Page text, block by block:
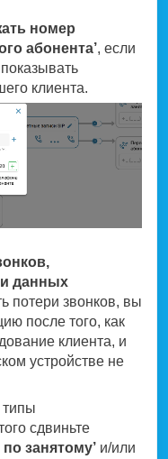
номер
абонента’, если
клиента.
данных
потери звонков, вы
после того, как
клиента, и
устройстве не
сдвиньте
занятому’ и/или